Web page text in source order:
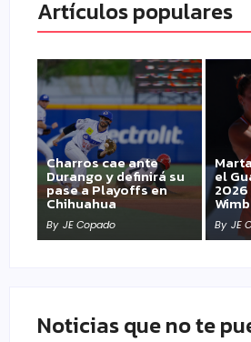
Artículos populares
Charros cae ante
Durango y definirá su
pase a Playoffs en
Chihuahua
By JE Copado
el
By JE
Noticias que no te